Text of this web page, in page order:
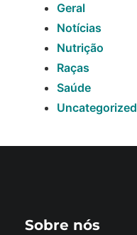
Geral
Notícias
Nutrição
Raças
Saúde
Uncategorized
Sobre nós